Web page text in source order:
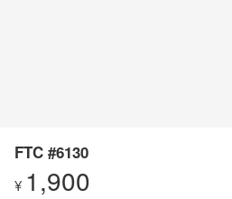
FTC #6130
¥ 1,900